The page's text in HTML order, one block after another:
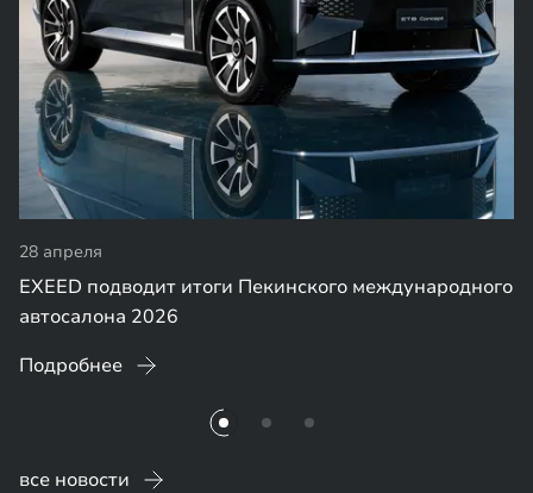
28 апреля
EXEED подводит итоги Пекинского международного
автосалона 2026
Подробнее
все новости